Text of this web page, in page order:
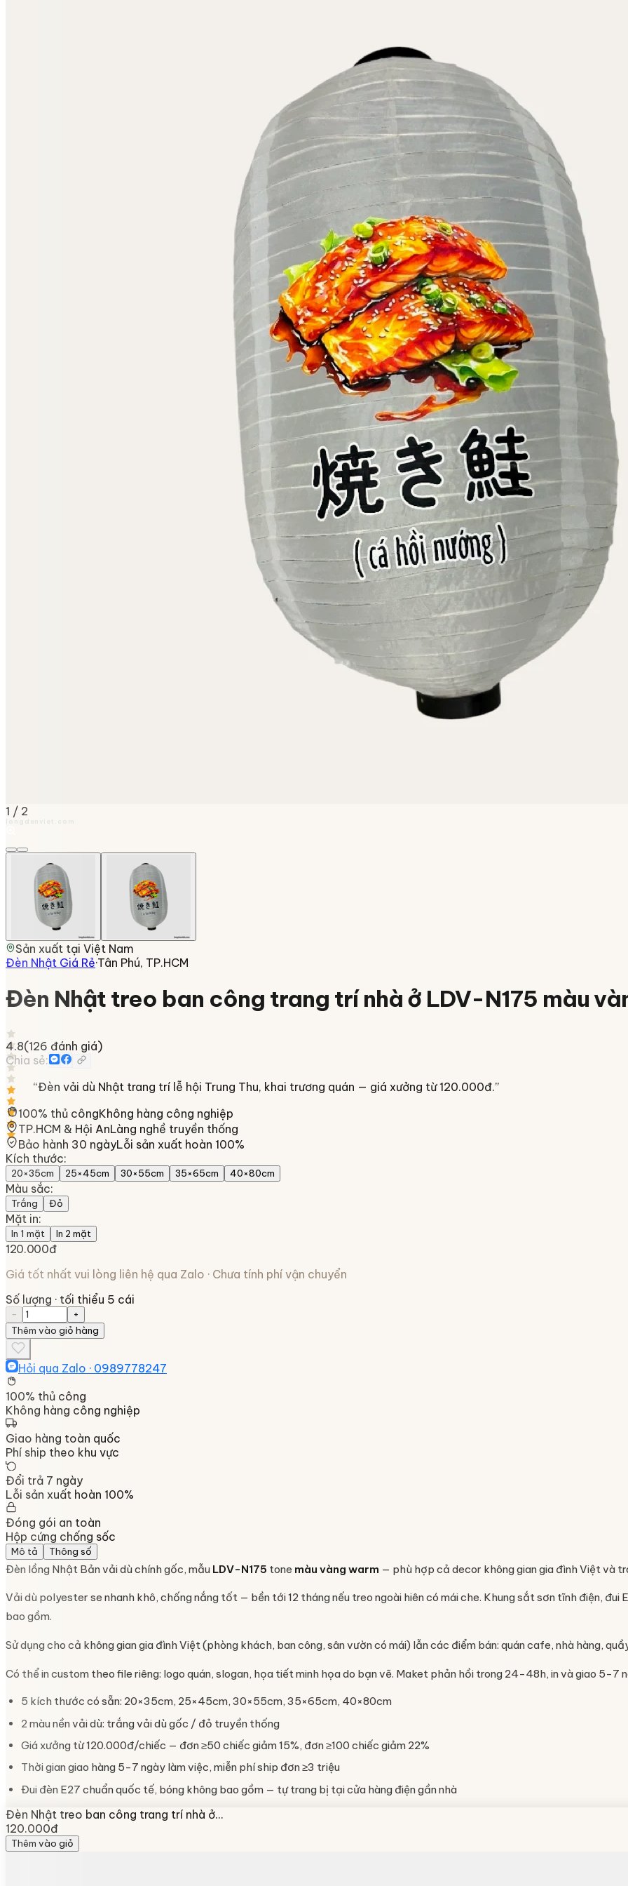
1 / 2
longdenviet.com
Sản xuất tại Việt Nam
Đèn Nhật Giá Rẻ·Tân Phú, TP.HCM
Đèn Nhật treo ban công trang trí nhà ở LDV-N175 màu
4.8(126 đánh giá)
Chia sẻ:
“Đèn vải dù Nhật trang trí lễ hội Trung Thu, khai trương quán — giá xưởng từ 120.000đ.”
100% thủ côngKhông hàng công nghiệp
TP.HCM & Hội AnLàng nghề truyền thống
Bảo hành 30 ngàyLỗi sản xuất hoàn 100%
Kích thước:
20×35cm 25×45cm 30×55cm 35×65cm 40×80cm
Màu sắc:
Trắng Đỏ
Mặt in:
In 1 mặt In 2 mặt
120.000đ
Giá tốt nhất vui lòng liên hệ qua Zalo · Chưa tính phí vận chuyển
Số lượng · tối thiểu 5 cái
−
+
Thêm vào giỏ hàng
Hỏi qua Zalo · 0989778247
100% thủ công
Không hàng công nghiệp
Giao hàng toàn quốc
Phí ship theo khu vực
Đổi trả 7 ngày
Lỗi sản xuất hoàn 100%
Đóng gói an toàn
Hộp cứng chống sốc
Mô tả Thông số
Đèn lồng Nhật Bản vải dù chính gốc, mẫu LDV-N175 tone màu vàng warm — phù hợp cả decor không gian gia đình Việt và
Vải dù polyester se nhanh khô, chống nắng tốt — bền tới 12 tháng nếu treo ngoài hiên có mái che. Khung sắt sơn tĩnh điện,
bao gồm.
Sử dụng cho cả không gian gia đình Việt (phòng khách, ban công, sân vườn có mái) lẫn các điểm bán: quán cafe, nhà hàng,
Có thể in custom theo file riêng: logo quán, slogan, họa tiết minh họa do bạn vẽ. Maket phản hồi trong 24-48h, in và giao 5-7
5 kích thước có sẵn: 20×35cm, 25×45cm, 30×55cm, 35×65cm, 40×80cm
2 màu nền vải dù: trắng vải dù gốc / đỏ truyền thống
Giá xưởng từ 120.000đ/chiếc — đơn ≥50 chiếc giảm 15%, đơn ≥100 chiếc giảm 22%
Thời gian giao hàng 5-7 ngày làm việc, miễn phí ship đơn ≥3 triệu
Đui đèn E27 chuẩn quốc tế, bóng không bao gồm — tự trang bị tại cửa hàng điện gần nhà
Đèn Nhật treo ban công trang trí nhà ở…
120.000đ
Thêm vào giỏ